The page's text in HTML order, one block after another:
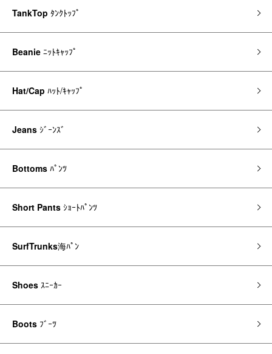
TankTop ﾀﾝｸﾄｯﾌﾟ
Beanie ﾆｯﾄｷｬｯﾌﾟ
Hat/Cap ﾊｯﾄ/ｷｬｯﾌﾟ
Jeans ｼﾞｰﾝｽﾞ
Bottoms ﾊﾟﾝﾂ
Short Pants ｼｮｰﾄﾊﾟﾝﾂ
SurfTrunks海ﾊﾟﾝ
Shoes ｽﾆｰｶｰ
Boots ﾌﾞｰﾂ